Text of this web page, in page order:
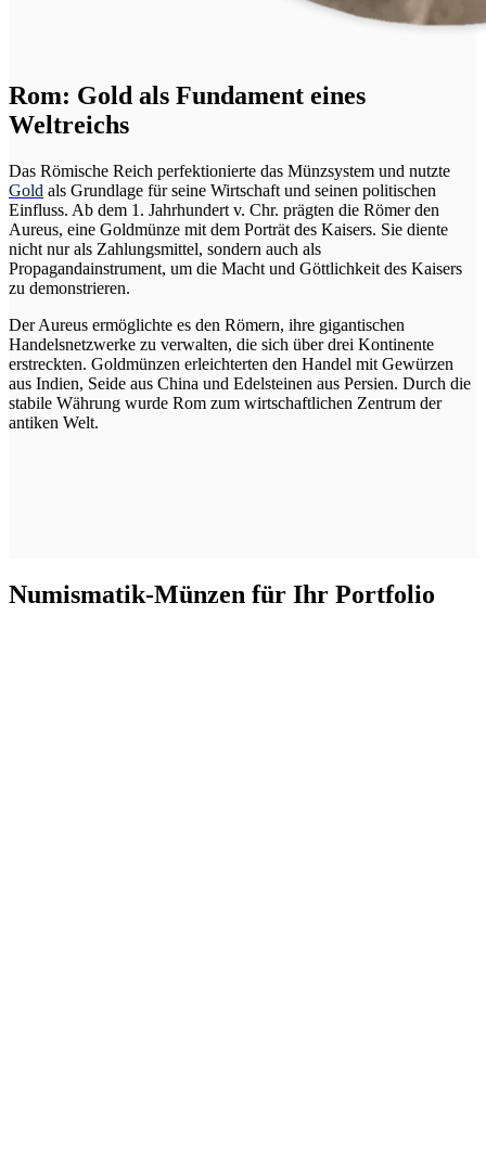
Rom: Gold als Fundament eines
Weltreichs
Das Römische Reich perfektionierte das Münzsystem und nutzte
Gold als Grundlage für seine Wirtschaft und seinen politischen
Einfluss. Ab dem 1. Jahrhundert v. Chr. prägten die Römer den
Aureus, eine Goldmünze mit dem Porträt des Kaisers. Sie diente
nicht nur als Zahlungsmittel, sondern auch als
Propagandainstrument, um die Macht und Göttlichkeit des Kaisers
zu demonstrieren.
Der Aureus ermöglichte es den Römern, ihre gigantischen
Handelsnetzwerke zu verwalten, die sich über drei Kontinente
erstreckten. Goldmünzen erleichterten den Handel mit Gewürzen
aus Indien, Seide aus China und Edelsteinen aus Persien. Durch die
stabile Währung wurde Rom zum wirtschaftlichen Zentrum der
antiken Welt.
Numismatik-Münzen für Ihr Portfolio